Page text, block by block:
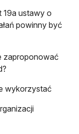
19a ustawy o
powinny być
zaproponować
wykorzystać